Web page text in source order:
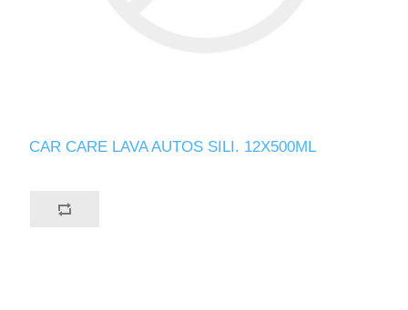
CAR CARE LAVA AUTOS SILI. 12X500ML